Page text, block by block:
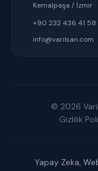
Kemalpaşa / İzmir
+90 232 436 41 58
info@varilsan.com
© 2026
Gizlilik
Yapay Zeka,